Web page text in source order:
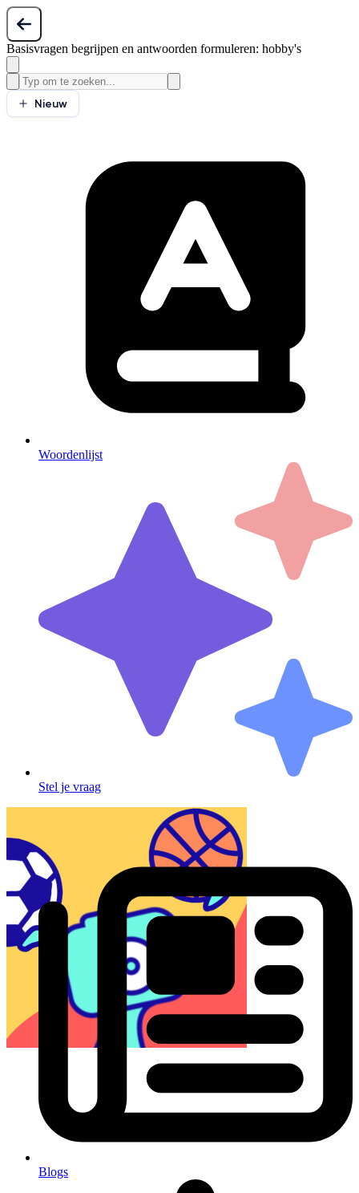
Basisvragen begrijpen en antwoorden formuleren: hobby's
Nieuw
Woordenlijst
Stel je vraag
Blogs